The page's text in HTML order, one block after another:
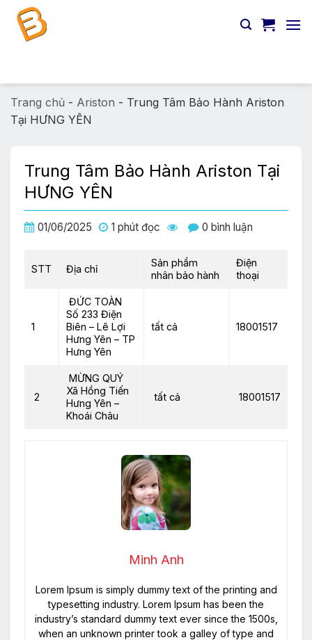
Chuyển
đến
Trang chủ - Ariston - Trung Tâm Bảo Hành Ariston
Tại HƯNG YÊN
Trung Tâm Bảo Hành Ariston Tại
HƯNG YÊN
01/06/2025 1 phút đọc 0 bình luận
STT Địa chỉ
Sản phẩm
nhân bảo hành
Điện
thoại
1
ĐỨC TOÀN
Số 233 Điện
Biên – Lê Lợi
Hưng Yên – TP
Hưng Yên
tất cả 18001517
2
MỪNG QUÝ
Xã Hồng Tiến
Hưng Yên –
Khoái Châu
tất cả 18001517
Minh Anh
Lorem Ipsum is simply dummy text of the printing and
typesetting industry. Lorem Ipsum has been the
industry’s standard dummy text ever since the 1500s,
when an unknown printer took a galley of type and